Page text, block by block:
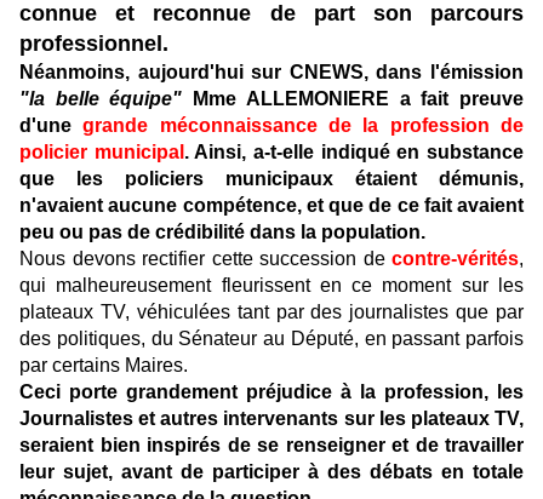
connue et reconnue de part son parcours
professionnel.
Néanmoins, aujourd'hui sur CNEWS, dans l'émission
"la belle équipe" Mme ALLEMONIERE a fait preuve
d'unegrande méconnaissance de la profession de
policier municipal . Ainsi, a-t-elle indiqué en substance
que les policiers municipaux étaient démunis,
n'avaient aucune compétence, et que de ce fait avaient
peu ou pas de crédibilité dans la population.
Nous devons rectifier cette succession de contre-vérités,
qui malheureusement fleurissent en ce moment sur les
plateaux TV, véhiculées tant par des journalistes que par
des politiques, du Sénateur au Député, en passant parfois
par certains Maires.
Ceci porte grandement préjudice à la profession, les
Journalistes et autres intervenants sur les plateaux TV,
seraient bien inspirés de se renseigner et de travailler
leur sujet, avant de participer à des débats en totale